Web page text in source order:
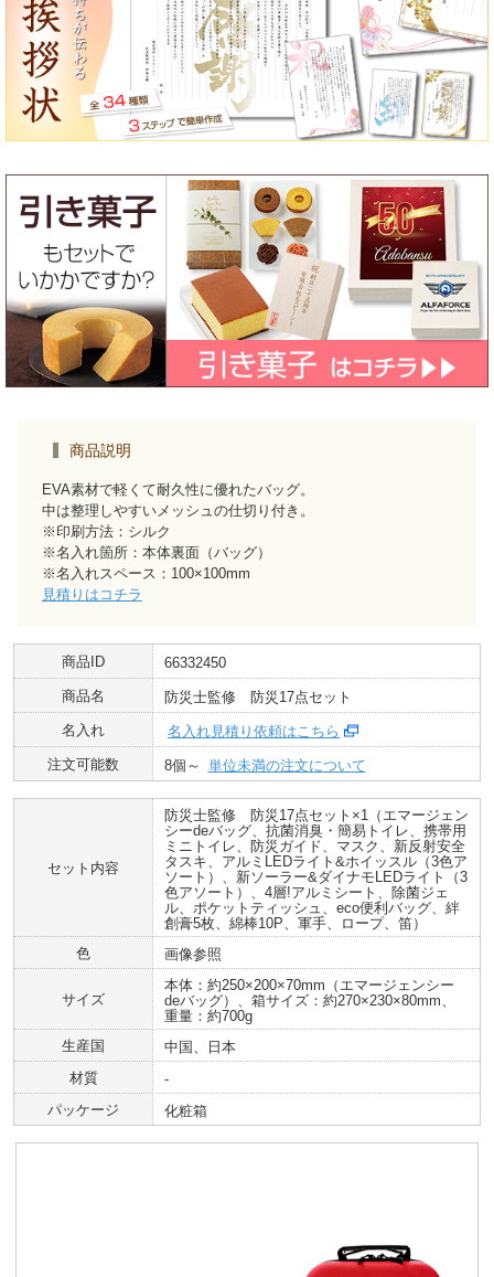
商品説明
EVA素材で軽くて耐久性に優れたバッグ。
中は整理しやすいメッシュの仕切り付き。
※印刷方法：シルク
※名入れ箇所：本体裏面（バッグ）
※名入れスペース：100×100mm
見積りはコチラ
商品ID
66332450
商品名
防災士監修 防災17点セット
名入れ
名入れ見積り依頼はこちら
注文可能数
8個～ 単位未満の注文について
セット内容
防災士監修 防災17点セット×1（エマージェン
シーdeバッグ、抗菌消臭・簡易トイレ、携帯用
ミニトイレ、防災ガイド、マスク、新反射安全
タスキ、アルミLEDライト&ホイッスル（3色ア
ソート）、新ソーラー&ダイナモLEDライト（3
色アソート）、4層!アルミシート、除菌ジェ
ル、ポケットティッシュ、eco便利バッグ、絆
創膏5枚、綿棒10P、軍手、ロープ、笛）
色
画像参照
サイズ
本体：約250×200×70mm（エマージェンシー
deバッグ）、箱サイズ：約270×230×80mm、
重量：約700g
生産国
中国、日本
材質
‐
パッケージ
化粧箱